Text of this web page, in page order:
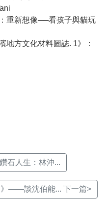
重新想像──看孩子與貓玩
地方文化材料圖誌. 1》：
石人生：林沖...
》——談沈伯能... 下一篇>